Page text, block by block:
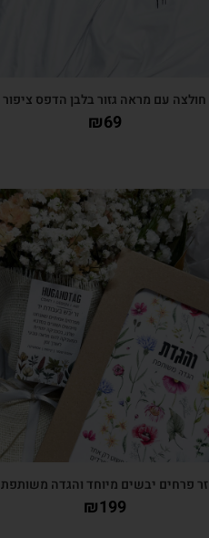
חולצה עם מראה גזור בלבן הדפס ציפור
₪69
צפייה מהירה
זר פרחים יבשים מיוחד והגדה משותפת
₪199